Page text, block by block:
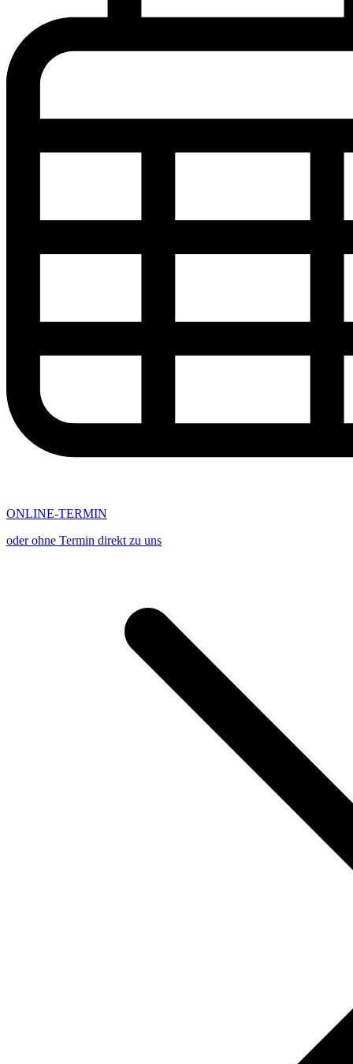
ONLINE-TERMIN
oder ohne Termin direkt zu uns